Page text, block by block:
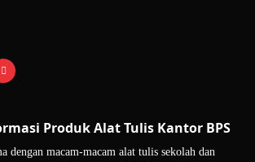
Produk Alat Tulis Kantor BPS
dengan macam-macam alat tulis sekolah dan